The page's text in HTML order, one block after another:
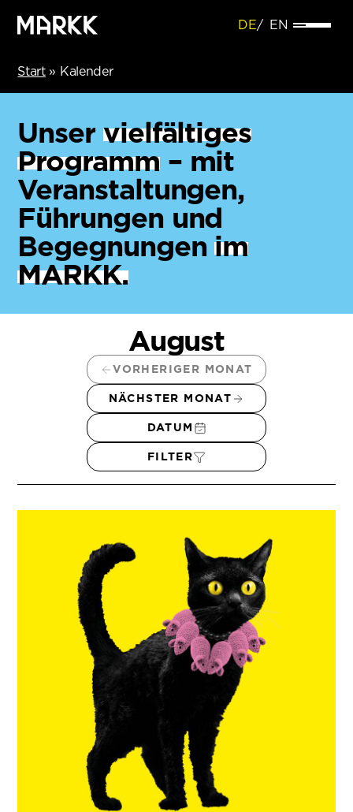
DE EN
Start» Kalender
Unser vielfältiges
Programm– mit
Veranstaltungen,
Führungen und
Begegnungenim
MARKK.
August
VORHERIGER MONAT
NÄCHSTER MONAT
DATUM
FILTER